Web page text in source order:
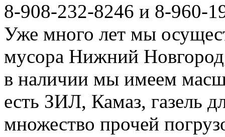
8-908-232-8246 и 8-960-
Уже много лет мы
мусора Нижний
в наличии мы имеем
есть ЗИЛ, Камаз, газель
множество прочей